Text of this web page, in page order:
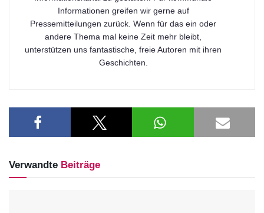
Informationen greifen wir gerne auf
Pressemitteilungen zurück. Wenn für das ein oder
andere Thema mal keine Zeit mehr bleibt,
unterstützen uns fantastische, freie Autoren mit ihren
Geschichten.
Verwandte Beiträge